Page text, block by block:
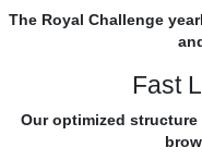
The Royal Challenge
Fast
Our optimized